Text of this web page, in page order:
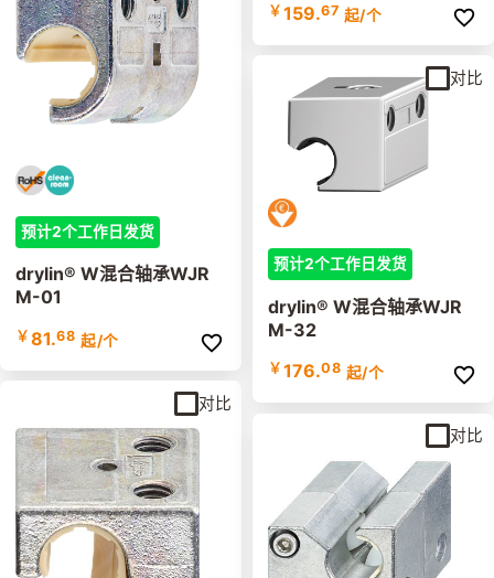
预计2个工作日发货
drylin® W混合轴承WJR
M-01
￥ 81.68 起/个
对比
￥ 159.67 起/个
预计2个工作日发货
drylin® W混合轴承WJR
M-32
￥ 176.08 起/个
对比
对比